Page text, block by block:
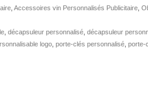
, Accessoires vin Personnalisés Publicitaire,
, décapsuleur personnalisé, décapsuleur
logo, porte-clés personnalisé, porte-